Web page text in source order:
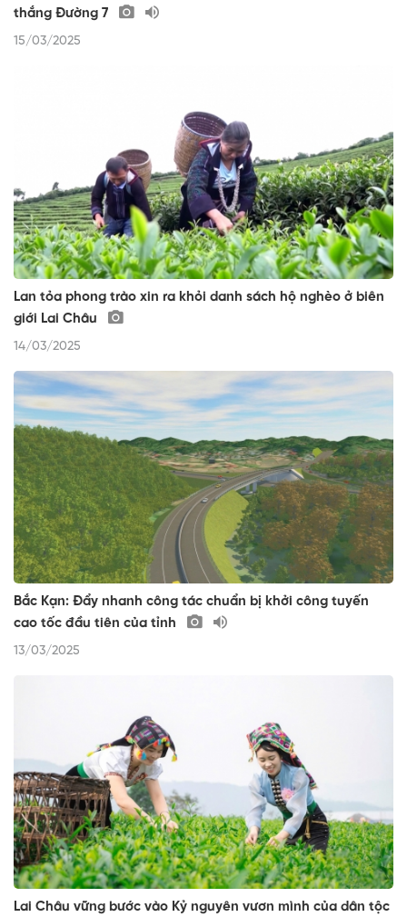
thắng Đường 7
15/03/2025
Lan tỏa phong trào xin ra khỏi danh sách hộ nghèo ở biên
giới Lai Châu
14/03/2025
Bắc Kạn: Đẩy nhanh công tác chuẩn bị khởi công tuyến
cao tốc đầu tiên của tỉnh
13/03/2025
Lai Châu vững bước vào Kỷ nguyên vươn mình của dân tộc